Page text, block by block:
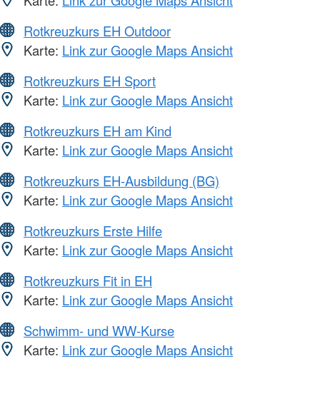
Rotkreuzkurs EH Outdoor
Karte: Link zur Google Maps Ansicht
Rotkreuzkurs EH Sport
Karte: Link zur Google Maps Ansicht
Rotkreuzkurs EH am Kind
Karte: Link zur Google Maps Ansicht
Rotkreuzkurs EH-Ausbildung (BG)
Karte: Link zur Google Maps Ansicht
Rotkreuzkurs Erste Hilfe
Karte: Link zur Google Maps Ansicht
Rotkreuzkurs Fit in EH
Karte: Link zur Google Maps Ansicht
Schwimm- und WW-Kurse
Karte: Link zur Google Maps Ansicht